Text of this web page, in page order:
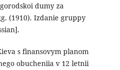
dumy za
(1910). Izdanie gruppy
s finansovym planom
obucheniia v 12 letnii